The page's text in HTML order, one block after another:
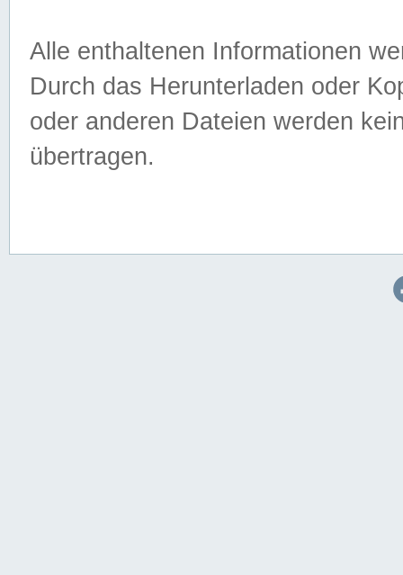
Alle enthaltenen Informationen
Durch das Herunterladen oder
oder anderen Dateien werden
übertragen.